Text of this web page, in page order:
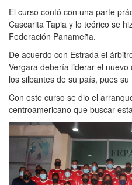
El curso contó con una parte
Cascarita Tapia y lo teórico se
Federación Panameña.
De acuerdo con Estrada el
Vergara debería liderar el
los silbantes de su país, pues
Con este curso se dio el
centroamericano que buscar